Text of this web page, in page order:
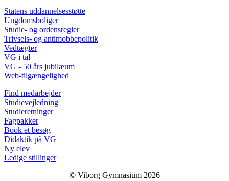
Statens uddannelsesstøtte
Ungdomsboliger
Studie- og ordensregler
Trivsels- og antimobbepolitik
Vedtægter
VG i tal
VG - 50 års jubilæum
Web-tilgængelighed
Find medarbejder
Studievejledning
Studieretninger
Fagpakker
Book et besøg
Didaktik på VG
Ny elev
Ledige stillinger
© Viborg Gymnasium 2026